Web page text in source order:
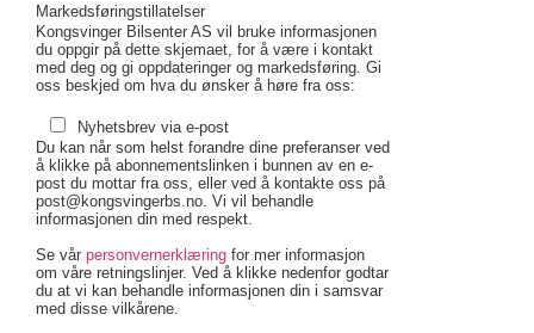
Markedsføringstillatelser
Kongsvinger Bilsenter AS vil bruke informasjonen
du oppgir på dette skjemaet, for å være i kontakt
med deg og gi oppdateringer og markedsføring. Gi
oss beskjed om hva du ønsker å høre fra oss:
Nyhetsbrev via e-post
Du kan når som helst forandre dine preferanser ved
å klikke på abonnementslinken i bunnen av en e-
post du mottar fra oss, eller ved å kontakte oss på
post@kongsvingerbs.no. Vi vil behandle
informasjonen din med respekt.
Se vår personvernerklæring for mer informasjon
om våre retningslinjer. Ved å klikke nedenfor godtar
du at vi kan behandle informasjonen din i samsvar
med disse vilkårene.